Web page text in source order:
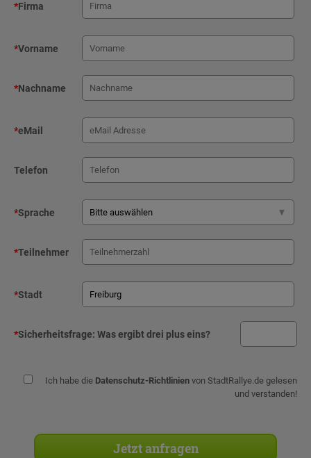
*Firma
*Vorname
*Nachname
*eMail
Telefon
*Sprache
*Teilnehmer
*Stadt
*Sicherheitsfrage: Was ergibt drei plus eins?
Ich habe die Datenschutz-Richtlinien von StadtRallye.de gelesen
und verstanden!